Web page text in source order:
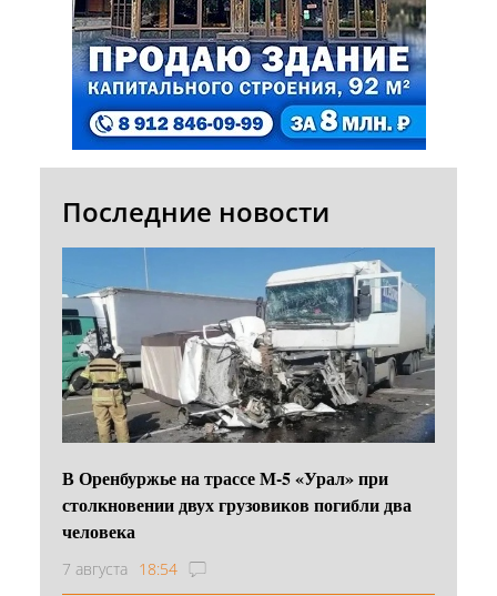
Последние новости
В Оренбуржье на трассе М-5 «Урал» при
столкновении двух грузовиков погибли два
человека
7 августа 18:54